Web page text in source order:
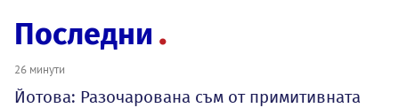
Последни
26 минути
Йотова: Разочарована съм от примитивната